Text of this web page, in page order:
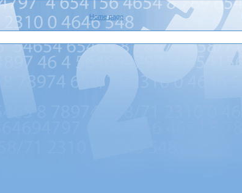
Home page